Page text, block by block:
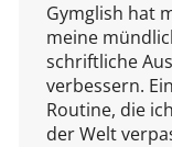
Gymglish hat
meine
schriftliche
verbessern.
Routine, die
der Welt